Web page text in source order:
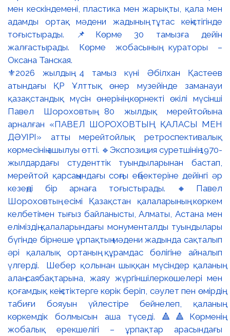
⚜️2026 жылдың 4 тамыз күні Әбілхан Қастеев
атындағы ҚР Ұлттық өнер музейінде заманауи
қазақстандық мүсін өнерінің көрнекті өкілі мүсінші
Павел Шороховтың 80 жылдық мерейтойына
арналған «ПАВЕЛ ШОРОХОВТЫҢ ҚАЛАСЫ МЕН
ДӘУІРІ» атты мерейтойлық ретроспективалық
көрмесінің ашылуы өтті. 🔹Экспозиция суретшінің 1970-
жылдардағы студенттік туындыларынан бастап,
мерейтой қарсаңындағы соңғы еңбектеріне дейінгі әр
кезеңді бір арнаға тоғыстырады. 🔸Павел
Шороховтың есімі Қазақстан қалаларының көркем
келбетімен тығыз байланысты, Алматы, Астана мен
еліміздің қалаларындағы монументалды туындылары
бүгінде бірнеше ұрпақтың мәдени жадында сақталып
әрі қалалық ортаның құрамдас бөлігіне айналып
үлгерді. Шебер қолынан шыққан мүсіндер қаланың
алаң-саябақтарына, жаяу жүргіншілеркөшелері мен
қоғамдық кеңістіктерге көрік беріп, сәулет пен өмірдің
табиғи бояуын үйлестіре бейнелеп, қаланың
көркемдік болмысын аша түседі. 🔺🔺Көрменің
жобалық ерекшелігі – ұрпақтар арасындағы